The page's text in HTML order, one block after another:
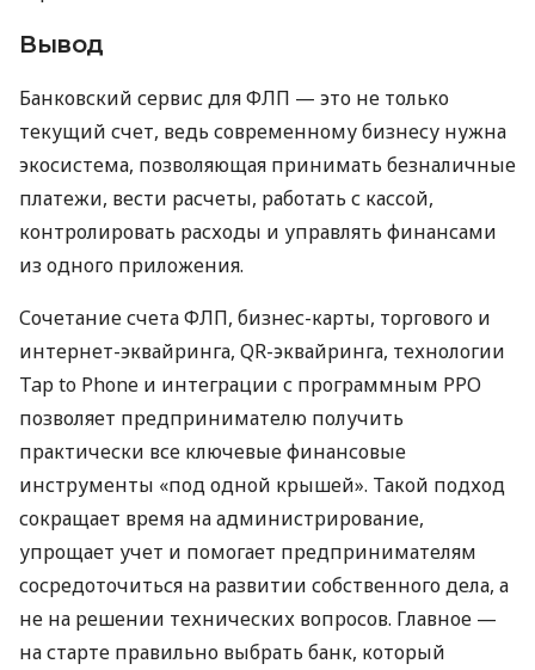
Вывод
Банковский сервис для ФЛП — это не только
текущий счет, ведь современному бизнесу нужна
экосистема, позволяющая принимать безналичные
платежи, вести расчеты, работать с кассой,
контролировать расходы и управлять финансами
из одного приложения.
Сочетание счета ФЛП, бизнес-карты, торгового и
интернет-эквайринга, QR-эквайринга, технологии
Tap to Phone и интеграции с программным РРО
позволяет предпринимателю получить
практически все ключевые финансовые
инструменты «под одной крышей». Такой подход
сокращает время на администрирование,
упрощает учет и помогает предпринимателям
сосредоточиться на развитии собственного дела, а
не на решении технических вопросов. Главное —
на старте правильно выбрать банк, который